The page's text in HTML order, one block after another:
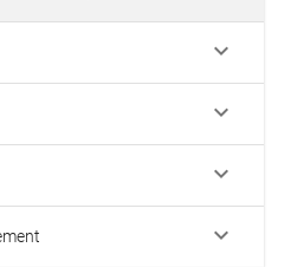
keyboard_arrow_down
keyboard_arrow_down
keyboard_arrow_down
keyboard_arrow_down